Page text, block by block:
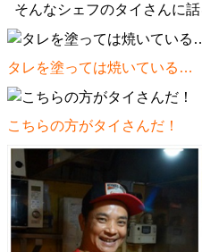
そんなシェフのタイさんに話
タレを塗っては焼いている…
こちらの方がタイさんだ！